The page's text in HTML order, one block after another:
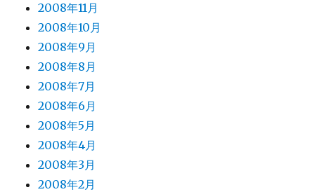
2008年11月
2008年10月
2008年9月
2008年8月
2008年7月
2008年6月
2008年5月
2008年4月
2008年3月
2008年2月